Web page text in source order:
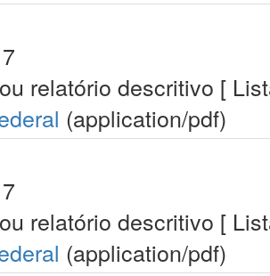
relatório descritivo [
(application/pdf)
relatório descritivo [
(application/pdf)